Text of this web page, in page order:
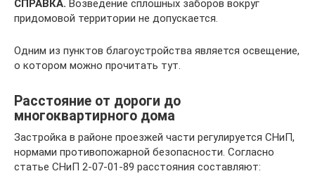
СПРАВКА. Возведение сплошных заборов вокруг
придомовой территории не допускается.
Одним из пунктов благоустройства является освещение,
о котором можно прочитать тут.
Расстояние от дороги до
многоквартирного дома
Застройка в районе проезжей части регулируется СНиП,
нормами противопожарной безопасности. Согласно
статье СНиП 2-07-01-89 расстояния составляют: